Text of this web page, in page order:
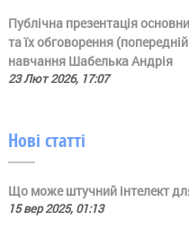
Публічна презентація
та їх обговорення
навчання Шабелька Андрія
23 Лют 2026, 17:07
Нові статті
Що може штучний інтелект для
15 вер 2025, 01:13